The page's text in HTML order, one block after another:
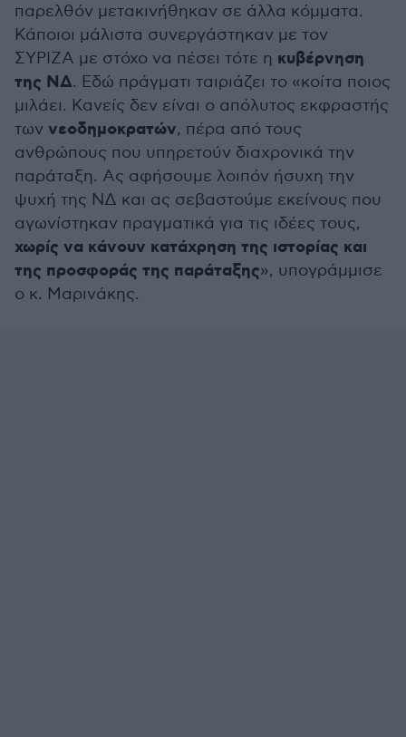
παρελθόν μετακινήθηκαν σε άλλα κόμματα.
Κάποιοι μάλιστα συνεργάστηκαν με τον
ΣΥΡΙΖΑ με στόχο να πέσει τότε η κυβέρνηση
της ΝΔ. Εδώ πράγματι ταιριάζει το «κοίτα ποιος
μιλάει. Κανείς δεν είναι ο απόλυτος εκφραστής
των νεοδημοκρατών, πέρα από τους
ανθρώπους που υπηρετούν διαχρονικά την
παράταξη. Ας αφήσουμε λοιπόν ήσυχη την
ψυχή της ΝΔ και ας σεβαστούμε εκείνους που
αγωνίστηκαν πραγματικά για τις ιδέες τους,
χωρίς να κάνουν κατάχρηση της ιστορίας και
της προσφοράς της παράταξης», υπογράμμισε
ο κ. Μαρινάκης.